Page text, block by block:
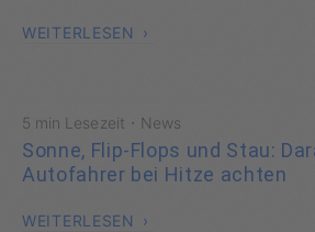
WEITERLESEN
5 min Lesezeit · News
Sonne, Flip-Flops und Stau:
Autofahrer bei Hitze achten
WEITERLESEN